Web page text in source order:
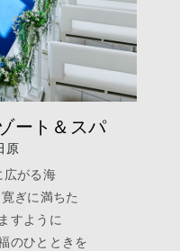
ート＆スパ
原
広がる海
ぎに満ちた
すように
のひとときを